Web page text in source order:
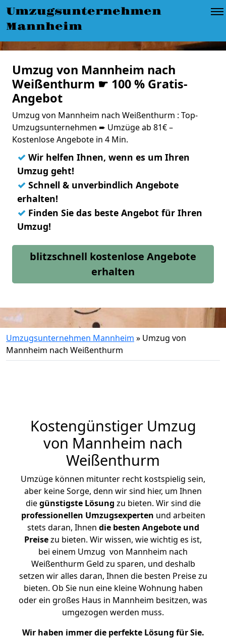
Umzugsunternehmen
Mannheim
Umzug von Mannheim nach
Weißenthurm ☛ 100 % Gratis-
Angebot
Umzug von Mannheim nach Weißenthurm : Top-
Umzugsunternehmen ➨ Umzüge ab 81€ –
Kostenlose Angebote in 4 Min.
✓ Wir helfen Ihnen, wenn es um Ihren
Umzug geht!
✓ Schnell & unverbindlich Angebote
erhalten!
✓ Finden Sie das beste Angebot für Ihren
Umzug!
blitzschnell kostenlose Angebote
erhalten
Umzugsunternehmen Mannheim » Umzug von
Mannheim nach Weißenthurm
Kostengünstiger Umzug
von Mannheim nach
Weißenthurm
Umzüge können mitunter recht kostspielig sein,
aber keine Sorge, denn wir sind hier, um Ihnen
diegünstigste Lösung zu bieten. Wir sind die
professionellen Umzugsexperten und arbeiten
stets daran, Ihnen die besten Angebote und
Preisezu bieten. Wir wissen, wie wichtig es ist,
bei einem Umzug von Mannheim nach
Weißenthurm Geld zu sparen, und deshalb
setzen wir alles daran, Ihnen die besten Preise zu
bieten. Ob Sie nun eine kleine Wohnung haben
oder ein großes Haus in Mannheim besitzen, was
umgezogen werden muss.
Wir haben immer die perfekte Lösung für Sie.